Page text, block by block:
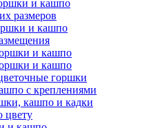
и кашпо
размеров
и кашпо
и кашпо
и кашпо
горшки
с креплениями
кашпо и кадки
цвету